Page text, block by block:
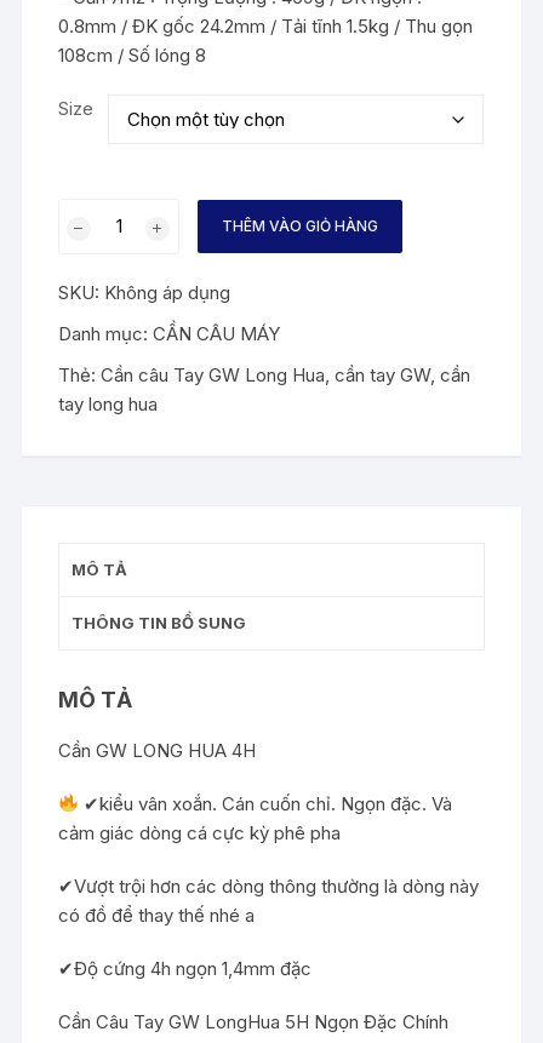
0.8mm / ĐK gốc 24.2mm / Tải tĩnh 1.5kg / Thu gọn
108cm / Số lóng 8
Size
GW
LONG
số
lượng
THÊM VÀO GIỎ HÀNG
SKU: Không áp dụng
Danh mục:CẦN CÂU MÁY
Thẻ:Cần câu Tay GW Long Hua ,cần tay GW,cần
tay long hua
MÔ TẢ
THÔNG TIN BỔ SUNG
MÔ TẢ
Cần GW LONG HUA 4H
✔kiểu vân xoắn. Cán cuốn chỉ. Ngọn đặc. Và
cảm giác dòng cá cực kỳ phê pha
✔Vượt trội hơn các dòng thông thường là dòng này
có đồ để thay thế nhé a
✔Độ cứng 4h ngọn 1,4mm đặc
Cần Câu Tay GW LongHua 5H Ngọn Đặc Chính